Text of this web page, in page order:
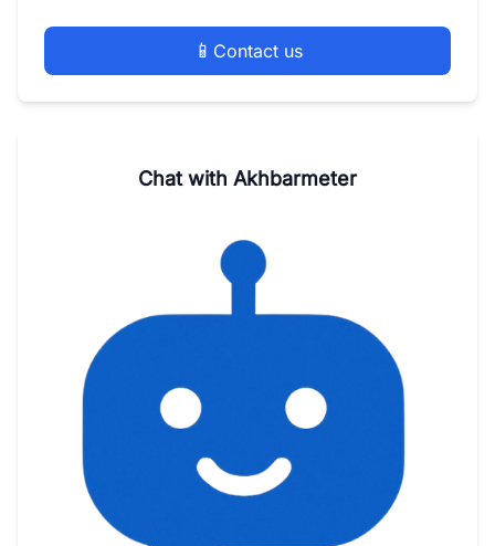
📱 Contact us
Chat with Akhbarmeter